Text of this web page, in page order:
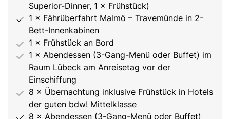
Superior-Dinner, 1 × Frühstück)
1 × Fährüberfahrt Malmö – Travemünde in 2-
Bett-Innenkabinen
1 × Frühstück an Bord
1 × Abendessen (3-Gang-Menü oder Buffet) im
Raum Lübeck am Anreisetag vor der
Einschiffung
8 × Übernachtung inklusive Frühstück in Hotels
der guten bdw! Mittelklasse
8 × Abendessen (3-Gang-Menü oder Buffet)